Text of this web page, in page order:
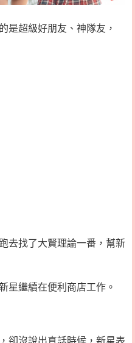
是超級好朋友、神隊友，
去找了大賢理論一番，幫新
星繼續在便利商店工作。
卻沒說出真話時候，新星表